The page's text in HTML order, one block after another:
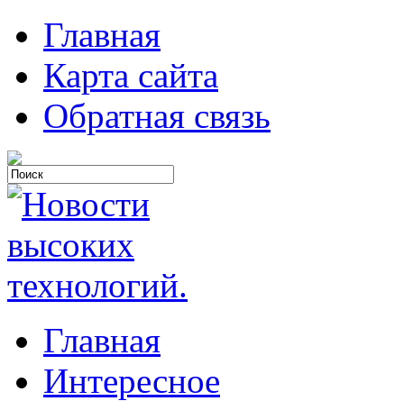
Главная
Карта сайта
Обратная связь
Главная
Интересное